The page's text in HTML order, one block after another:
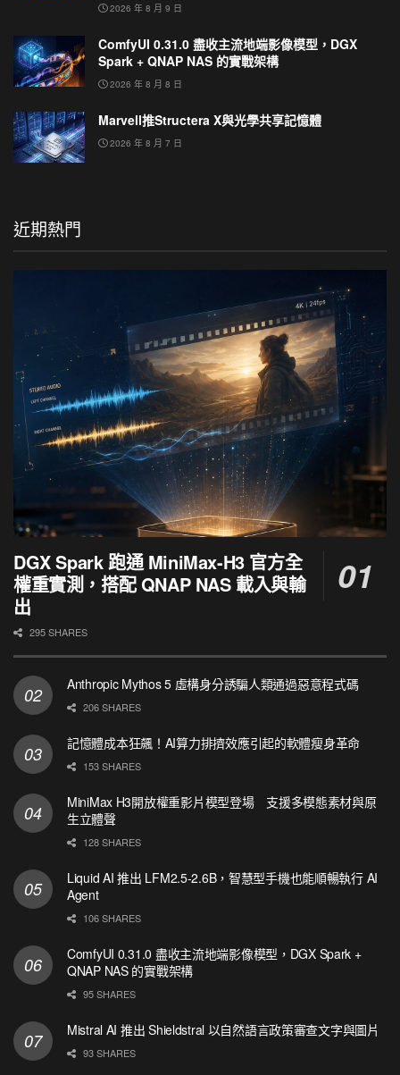
2026 年 8 月 9 日
ComfyUI 0.31.0 盡收主流地端影像模型，DGX
Spark + QNAP NAS 的實戰架構
2026 年 8 月 8 日
Marvell推Structera X與光學共享記憶體
2026 年 8 月 7 日
近期熱門
DGX Spark 跑通 MiniMax-H3 官方全
權重實測，搭配 QNAP NAS 載入與輸
出
295 SHARES
Anthropic Mythos 5 虛構身分誘騙人類通過惡意程式碼
206 SHARES
記憶體成本狂飆！AI算力排擠效應引起的軟體瘦身革命
153 SHARES
MiniMax H3開放權重影片模型登場 支援多模態素材與原
生立體聲
128 SHARES
Liquid AI 推出 LFM2.5-2.6B，智慧型手機也能順暢執行 AI
Agent
106 SHARES
ComfyUI 0.31.0 盡收主流地端影像模型，DGX Spark +
QNAP NAS 的實戰架構
95 SHARES
Mistral AI 推出 Shieldstral 以自然語言政策審查文字與圖片
93 SHARES